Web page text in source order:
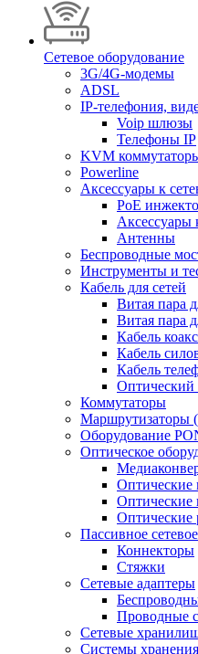
Сетевое оборудование
3G/4G-модемы
ADSL
IP-телефония,
Voip шлюзы
Телефоны IP
KVM
Powerline
Аксессуары к
PoE
Аксессуары
Антенны
Беспроводные
Инструменты и
Кабель для сетей
Витая пара
Витая пара
Кабель
Кабель
Кабель
Оптический
Коммутаторы
Маршрутизаторы
Оборудование
Оптическое
Оптические
Оптические
Оптические
Пассивное
Коннекторы
Стяжки
Сетевые адаптеры
Проводные
Сетевые
Системы